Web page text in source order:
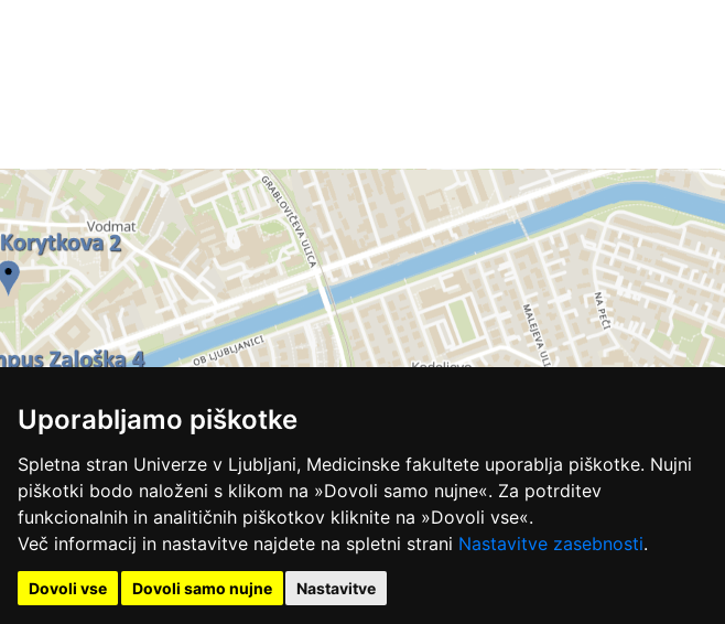
Uporabljamo piškotke
Spletna stran Univerze v Ljubljani, Medicinske fakultete uporablja piškotke. Nujni
piškotki bodo naloženi s klikom na »Dovoli samo nujne«. Za potrditev
funkcionalnih in analitičnih piškotkov kliknite na »Dovoli vse«.
Več informacij in nastavitve najdete na spletni strani Nastavitve zasebnosti.
Dovoli vse Dovoli samo nujne Nastavitve
številka UL MF: 44752385,